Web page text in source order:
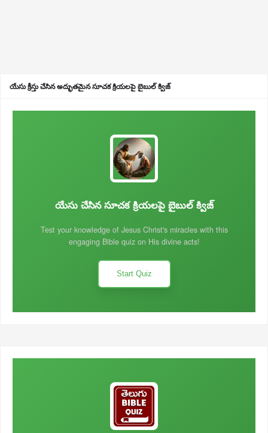
యేసు క్రీస్తు చేసిన అద్భుతమైన సూచక క్రియలపై బైబుల్ క్విజ్
యేసు చేసిన సూచక క్రియలపై బైబుల్ క్విజ్
Test your knowledge of Jesus Christ's miracles with this
engaging Bible quiz on His divine acts!
Start Quiz